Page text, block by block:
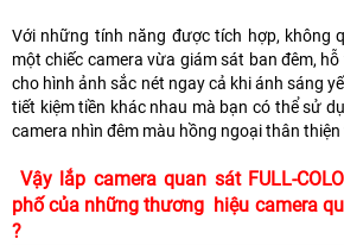
Với những tính năng được tích hợp, không
một chiếc camera vừa giám sát ban đêm,
cho hình ảnh sắc nét ngay cả khi ánh sáng
tiết kiệm tiền khác nhau mà bạn có thể sử
camera nhìn đêm màu hồng ngoại thân
Vậy lắp camera quan sát FULL-
phố của những thương hiệu camera
?